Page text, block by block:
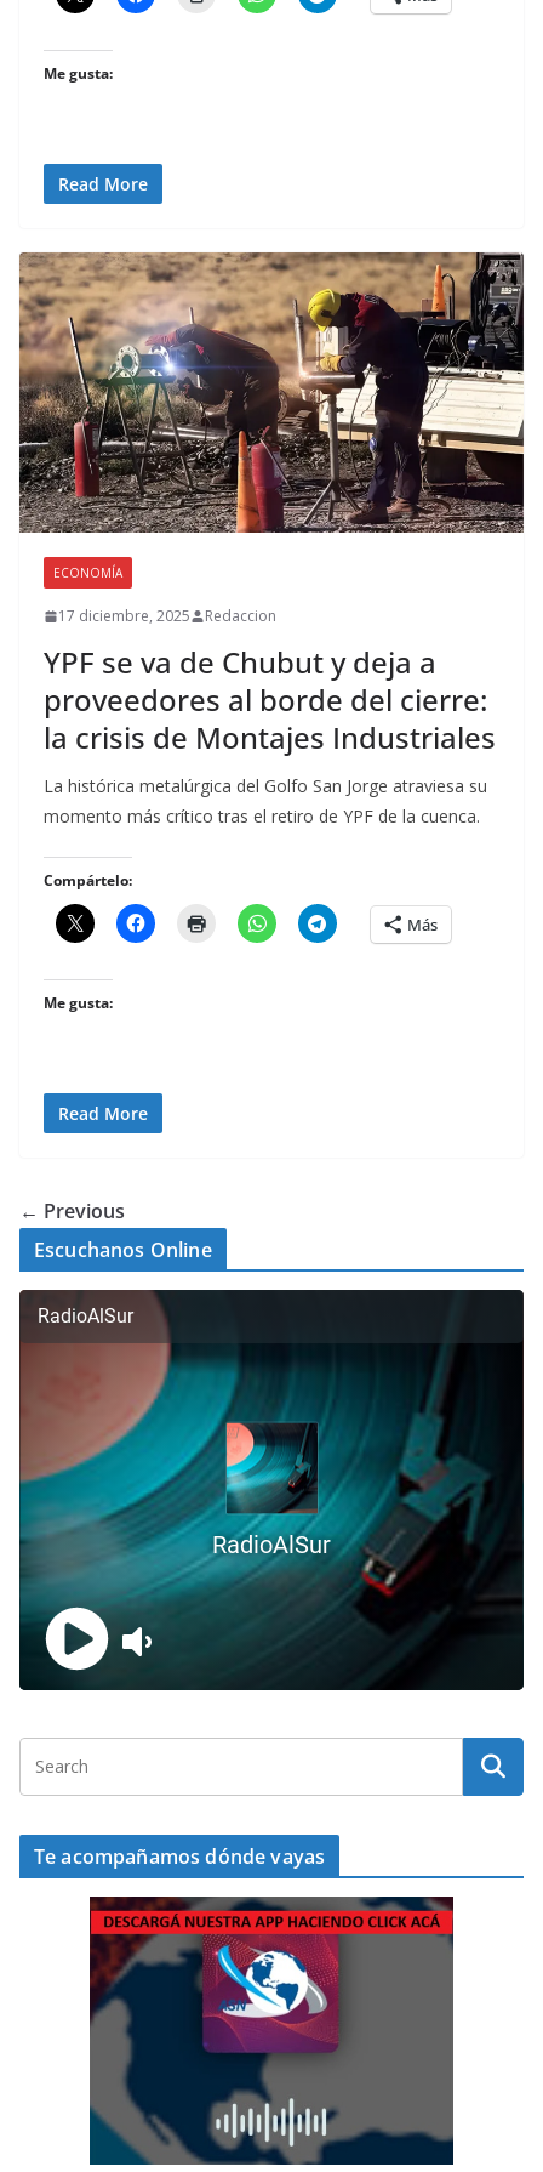
Me gusta:
Read More
ECONOMÍA
17 diciembre, 2025 Redaccion
YPF se va de Chubut y deja a
proveedores al borde del cierre:
la crisis de Montajes Industriales
La histórica metalúrgica del Golfo San Jorge atraviesa su
momento más crítico tras el retiro de YPF de la cuenca.
Compártelo:
Más
Me gusta:
Read More
← Previous
Escuchanos Online
Te acompañamos dónde vayas